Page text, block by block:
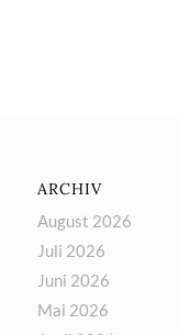
ARCHIV
August 2026
Juli 2026
Juni 2026
Mai 2026